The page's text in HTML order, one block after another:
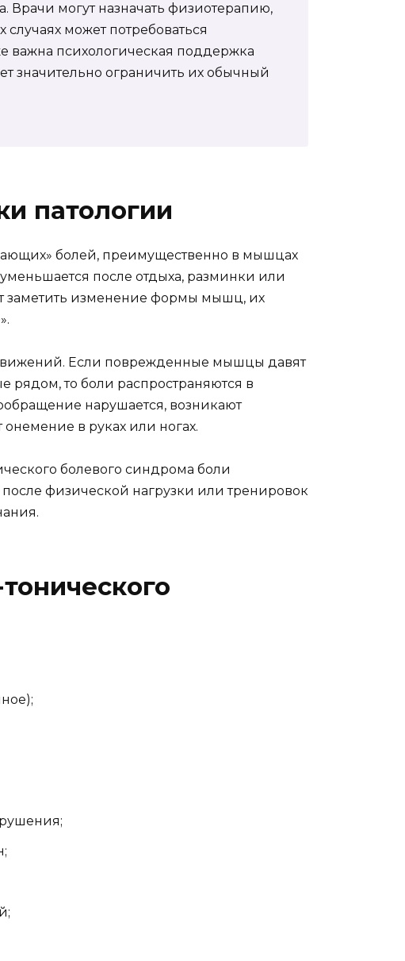
Врачи могут назначать физиотерапию,
может потребоваться
важна психологическая поддержка
значительно ограничить их обычный
патологии
болей, преимущественно в мышцах
после отдыха, разминки или
заметить изменение формы мышц, их
Если поврежденные мышцы давят
рядом, то боли распространяются в
нарушается, возникают
в руках или ногах.
болевого синдрома боли
физической нагрузки или тренировок